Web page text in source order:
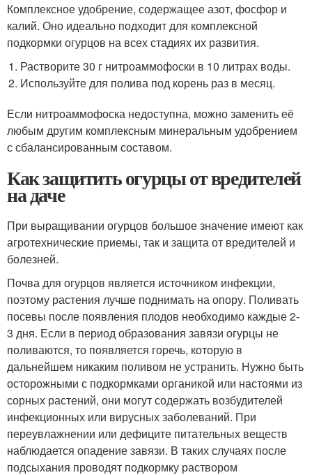
Комплексное удобрение, содержащее азот, фосфор и
калий. Оно идеально подходит для комплексной
подкормки огурцов на всех стадиях их развития.
Растворите 30 г нитроаммофоски в 10 литрах воды.
Используйте для полива под корень раз в месяц.
Если нитроаммофоска недоступна, можно заменить её
любым другим комплексным минеральным удобрением
с сбалансированным составом.
Как защитить огурцы от вредителей
на даче
При выращивании огурцов большое значение имеют как
агротехнические приемы, так и защита от вредителей и
болезней.
Почва для огурцов является источником инфекции,
поэтому растения лучше поднимать на опору. Поливать
посевы после появления плодов необходимо каждые 2-
3 дня. Если в период образования завязи огурцы не
поливаются, то появляется горечь, которую в
дальнейшем никаким поливом не устранить. Нужно быть
осторожными с подкормками органикой или настоями из
сорных растений, они могут содержать возбудителей
инфекционных или вирусных заболеваний. При
переувлажнении или дефиците питательных веществ
наблюдается опадение завязи. В таких случаях после
подсыхания проводят подкормку раствором